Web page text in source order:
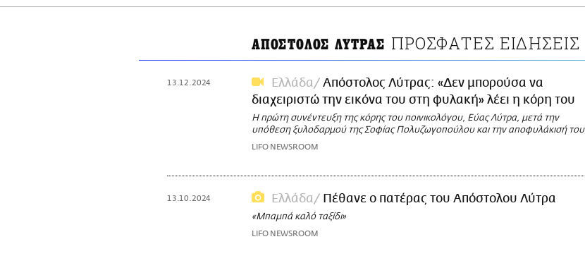
ΑΠΟΣΤΟΛΟΣ ΛΥΤΡΑΣ ΠΡΟΣΦΑΤΕΣ ΕΙΔΗΣΕΙΣ
13.12.2024 Ελλάδα
Απόστολος Λύτρας: «Δεν μπορούσα να
διαχειριστώ την εικόνα του στη φυλακή» λέει η κόρη του
Η πρώτη συνέντευξη της κόρης του ποινικολόγου, Εύας Λύτρα, μετά την
υπόθεση ξυλοδαρμού της Σοφίας Πολυζωγοπούλου και την αποφυλάκισή του
LIFO NEWSROOM
13.10.2024 Ελλάδα Πέθανε ο πατέρας του Απόστολου Λύτρα
«Μπαμπά καλό ταξίδι»
LIFO NEWSROOM